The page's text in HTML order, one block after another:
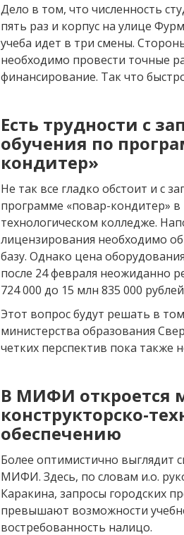
Дело в том, что численность
пять раз и корпус на улице
учеба идет в три смены.
необходимо провести точные
финансирование. Так что
Есть трудности с
обучения по
кондитер»
Не так все гладко обстоит и с
программе «повар-кондитер»
технологическом колледже.
лицензирования необходимо
базу. Однако цена
после 24 февраля неожиданно
724 000 до 15 млн 835 000
Этот вопрос будут решать в
министерства образования
четких перспектив пока также
В МИФИ откроется
конструкторско-
обеспечению
Более оптимистично выглядит
МИФИ. Здесь, по словам и.о.
Каракина, запросы городских
превышают возможности
востребованность налицо.